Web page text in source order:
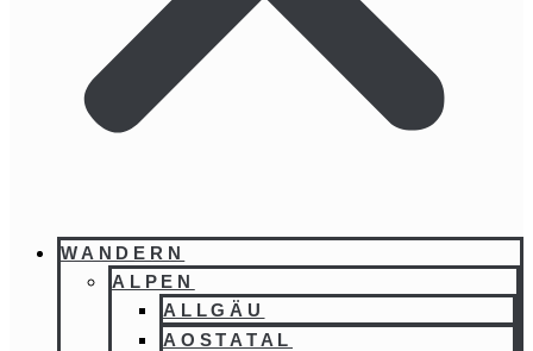
WANDERN
ALPEN
ALLGÄU
AOSTATAL